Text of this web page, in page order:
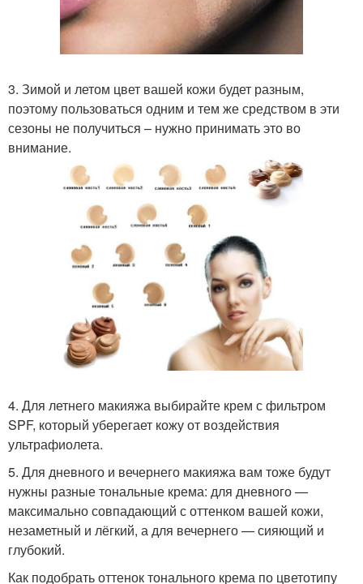
3. Зимой и летом цвет вашей кожи будет разным,
поэтому пользоваться одним и тем же средством в эти
сезоны не получиться – нужно принимать это во
внимание.
4. Для летнего макияжа выбирайте крем с фильтром
SPF, который уберегает кожу от воздействия
ультрафиолета.
5. Для дневного и вечернего макияжа вам тоже будут
нужны разные тональные крема: для дневного —
максимально совпадающий с оттенком вашей кожи,
незаметный и лёгкий, а для вечернего — сияющий и
глубокий.
Как подобрать оттенок тонального крема по цветотипу